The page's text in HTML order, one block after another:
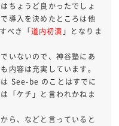
ちょうど良かったでしょ
導入を決めたところは他
べき「道内初演 」となりま
いないので、神谷塾にあ
内容は充実しています。
See-be のことはすでに
「ケチ」と言われかねま
ら、などと言っていると